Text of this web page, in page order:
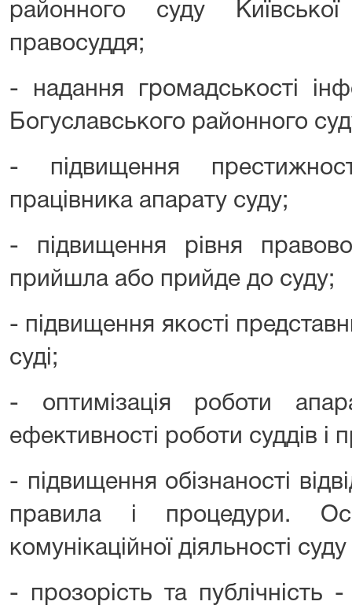
районного суду
правосуддя;
- надання громадськості
Богуславського районного
- підвищення
працівника апарату суду;
- підвищення рівня
прийшла або прийде до суду;
- підвищення якості
суді;
- оптимізація роботи
ефективності роботи суддів і
- підвищення обізнаності
правила і процедури.
комунікаційної діяльності
- прозорість та публічність -